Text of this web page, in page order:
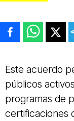
Este acuerdo
públicos
programas de
certificaciones